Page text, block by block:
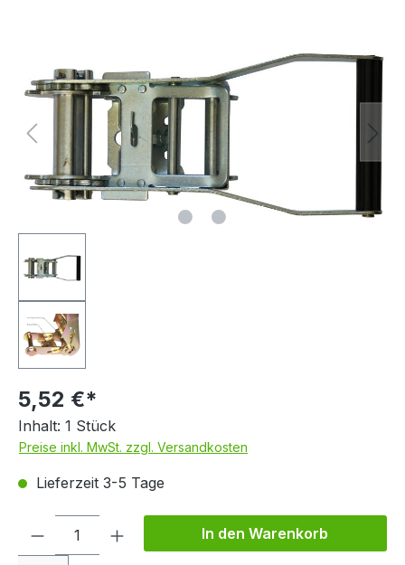
5,52 €*
Inhalt: 1 Stück
Preise inkl. MwSt. zzgl. Versandkosten
Lieferzeit 3-5 Tage
Produkt Anzahl: Gib denIn den Warenkorb